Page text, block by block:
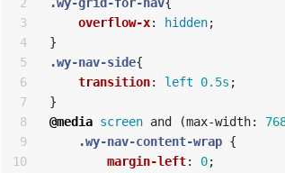
3
4
5
6
7
8
9
10
overflow-x: hidden;
}
.wy-nav-side{
transition: left 0.5s ;
}
@media screen and (max-width:
.wy-nav-content-wrap {
margin-left: 0;